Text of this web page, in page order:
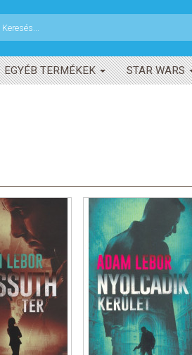
EGYÉB TERMÉKEK STAR WARS